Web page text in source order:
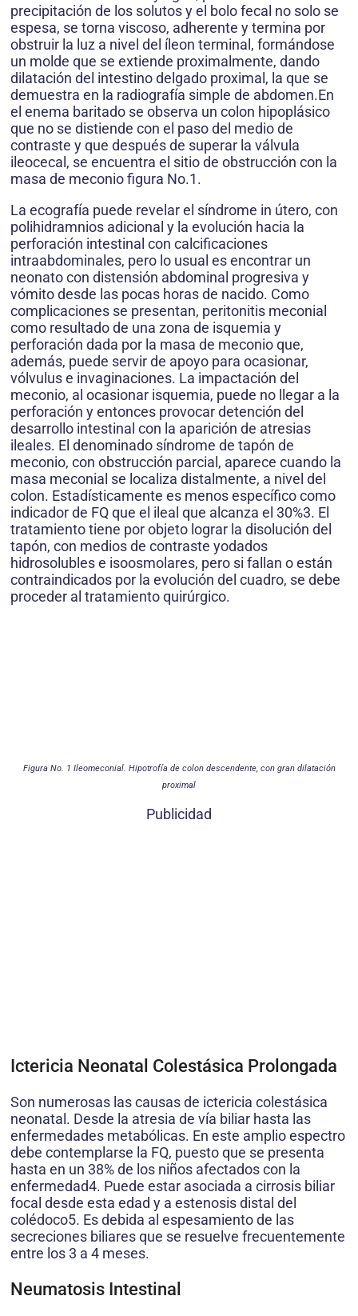
precipitación de los solutos y el bolo fecal no solo se
espesa, se torna viscoso, adherente y termina por
obstruir la luz a nivel del íleon terminal, formándose
un molde que se extiende proximalmente, dando
dilatación del intestino delgado proximal, la que se
demuestra en la radiografía simple de abdomen.En
el enema baritado se observa un colon hipoplásico
que no se distiende con el paso del medio de
contraste y que después de superar la válvula
ileocecal, se encuentra el sitio de obstrucción con la
masa de meconio figura No.1.
La ecografía puede revelar el síndrome in útero, con
polihidramnios adicional y la evolución hacia la
perforación intestinal con calcificaciones
intraabdominales, pero lo usual es encontrar un
neonato con distensión abdominal progresiva y
vómito desde las pocas horas de nacido. Como
complicaciones se presentan, peritonitis meconial
como resultado de una zona de isquemia y
perforación dada por la masa de meconio que,
además, puede servir de apoyo para ocasionar,
vólvulus e invaginaciones. La impactación del
meconio, al ocasionar isquemia, puede no llegar a la
perforación y entonces provocar detención del
desarrollo intestinal con la aparición de atresias
ileales. El denominado síndrome de tapón de
meconio, con obstrucción parcial, aparece cuando la
masa meconial se localiza distalmente, a nivel del
colon. Estadísticamente es menos específico como
indicador de FQ que el ileal que alcanza el 30%3. El
tratamiento tiene por objeto lograr la disolución del
tapón, con medios de contraste yodados
hidrosolubles e isoosmolares, pero si fallan o están
contraindicados por la evolución del cuadro, se debe
proceder al tratamiento quirúrgico.
Figura No. 1 Ileomeconial. Hipotrofía de colon descendente, con gran dilatación
proximal
Publicidad
Ictericia Neonatal Colestásica Prolongada
Son numerosas las causas de ictericia colestásica
neonatal. Desde la atresia de vía biliar hasta las
enfermedades metabólicas. En este amplio espectro
debe contemplarse la FQ, puesto que se presenta
hasta en un 38% de los niños afectados con la
enfermedad4. Puede estar asociada a cirrosis biliar
focal desde esta edad y a estenosis distal del
colédoco5. Es debida al espesamiento de las
secreciones biliares que se resuelve frecuentemente
entre los 3 a 4 meses.
Neumatosis Intestinal